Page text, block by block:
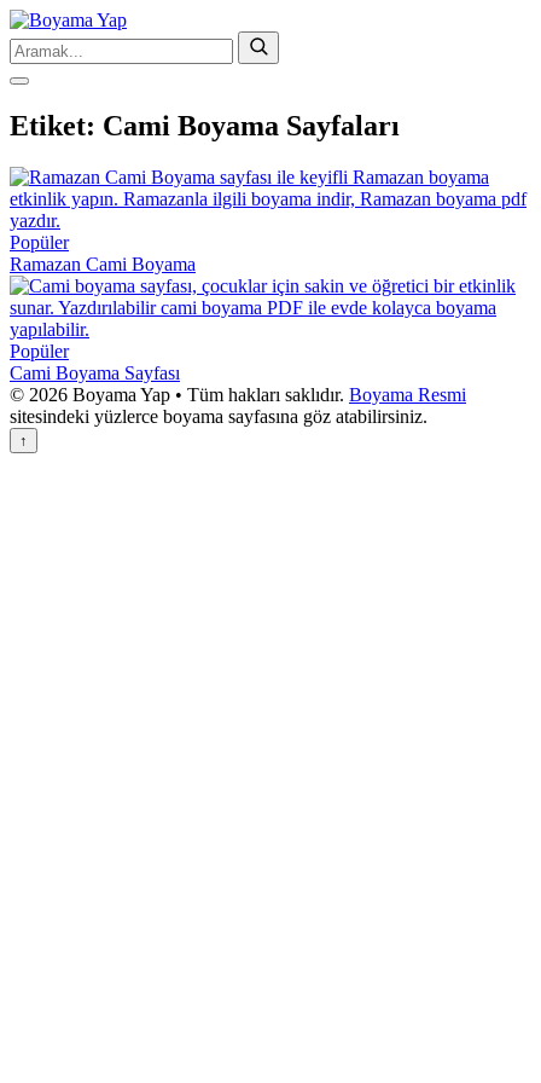
Etiket: Cami Boyama Sayfaları
Popüler
Ramazan Cami Boyama
Popüler
Cami Boyama Sayfası
© 2026 Boyama Yap • Tüm hakları saklıdır. Boyama Resmi
sitesindeki yüzlerce boyama sayfasına göz atabilirsiniz.
↑